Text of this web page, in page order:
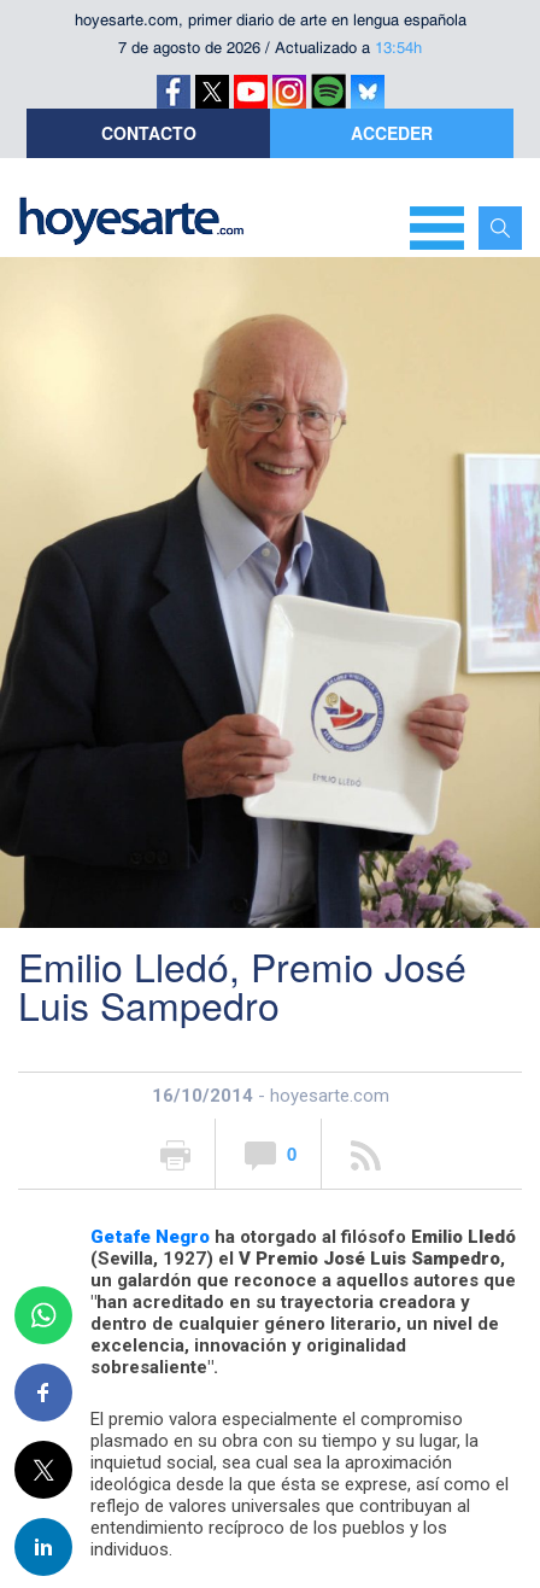
hoyesarte.com, primer diario de arte en lengua española
7 de agosto de 2026 / Actualizado a 13:54h
CONTACTO ACCEDER
Emilio Lledó, Premio José
Luis Sampedro
16/10/2014- hoyesarte.com
0
Getafe Negro ha otorgado al filósofo Emilio Lledó
(Sevilla, 1927) el V Premio José Luis Sampedro,
un galardón que reconoce a aquellos autores que
"han acreditado en su trayectoria creadora y
dentro de cualquier género literario, un nivel de
excelencia, innovación y originalidad
sobresaliente".
El premio valora especialmente el compromiso
plasmado en su obra con su tiempo y su lugar, la
inquietud social, sea cual sea la aproximación
ideológica desde la que ésta se exprese, así como el
reflejo de valores universales que contribuyan al
entendimiento recíproco de los pueblos y los
individuos.